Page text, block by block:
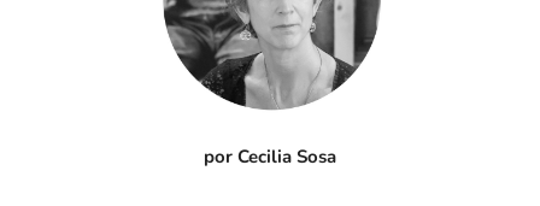
por Cecilia Sosa